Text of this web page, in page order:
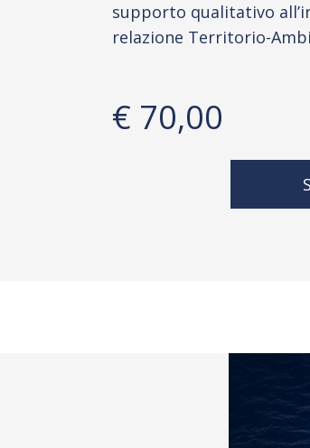
supporto qualitativo
relazione Territorio-
€ 70,00